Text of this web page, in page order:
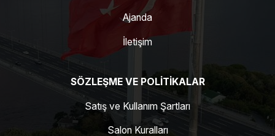
Ajanda
İletişim
SÖZLEŞME VE POLITIKALAR
Satış ve Kullanım Şartları
Salon Kuralları